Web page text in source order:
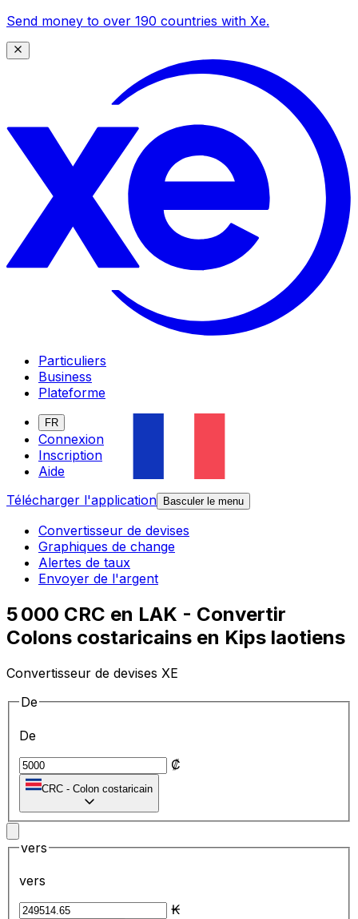
Send money to over 190 countries with Xe.
Particuliers
Business
Plateforme
FR
Connexion
Inscription
Aide
Télécharger l'application
Basculer le menu
Convertisseur de devises
Graphiques de change
Alertes de taux
Envoyer de l'argent
5 000 CRC en LAK - Convertir
Colons costaricains en Kips laotiens
Convertisseur de devises XE
De
De
₡
CRC - Colon costaricain
vers
vers
₭